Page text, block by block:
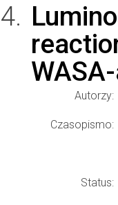
Autorzy:
Czasopismo:
Status: